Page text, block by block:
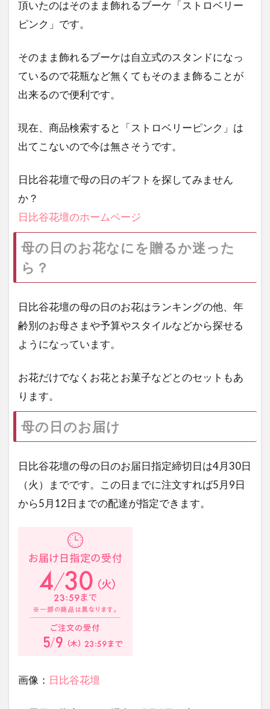
頂いたのはそのまま飾れるブーケ「ストロベリー
ピンク」です。
そのまま飾れるブーケは自立式のスタンドになっ
ているので花瓶など無くてもそのまま飾ることが
出来るので便利です。
現在、商品検索すると「ストロベリーピンク」は
出てこないので今は無さそうです。
日比谷花壇で母の日のギフトを探してみません
か？
日比谷花壇のホームページ
母の日のお花なにを贈るか迷った
ら？
日比谷花壇の母の日のお花はランキングの他、年
齢別のお母さまや予算やスタイルなどから探せる
ようになっています。
お花だけでなくお花とお菓子などとのセットもあ
ります。
母の日のお届け
日比谷花壇の母の日のお届日指定締切日は4月30日
（火）までです。この日までに注文すれば5月9日
から5月12日までの配達が指定できます。
画像： 日比谷花壇